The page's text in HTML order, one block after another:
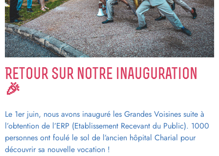
Retour sur notre inauguration
🎉
Le 1er juin, nous avons inauguré les Grandes Voisines suite à
l’obtention de l’ERP (Etablissement Recevant du Public). 1000
personnes ont foulé le sol de l’ancien hôpital Charial pour
découvrir sa nouvelle vocation !